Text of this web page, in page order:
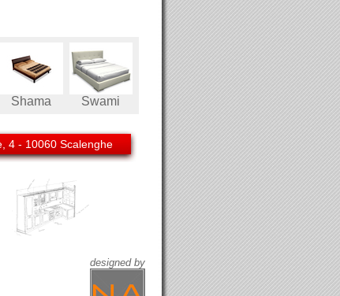
Shama Swami
- 10060 Scalenghe
designed by